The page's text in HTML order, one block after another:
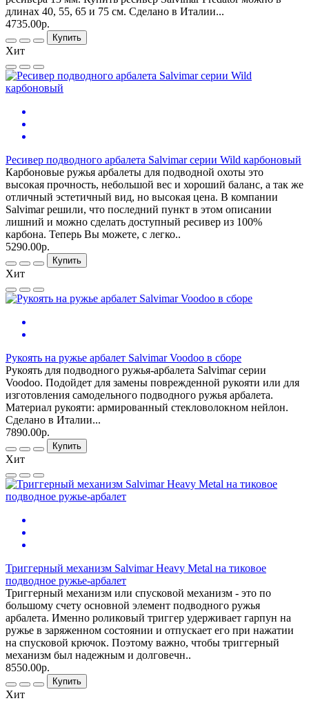
длинах 40, 55, 65 и 75 см. Сделано в Италии...
4735.00р.
Купить
Хит
Ресивер подводного арбалета Salvimar серии Wild карбоновый
Карбоновые ружья арбалеты для подводной охоты это
высокая прочность, небольшой вес и хороший баланс, а так же
отличный эстетичный вид, но высокая цена. В компании
Salvimar решили, что последний пункт в этом описании
лишний и можно сделать доступный ресивер из 100%
карбона. Теперь Вы можете, с легко..
5290.00р.
Купить
Хит
Рукоять на ружье арбалет Salvimar Voodoo в сборе
Рукоять для подводного ружья-арбалета Salvimar серии
Voodoo. Подойдет для замены поврежденной рукояти или для
изготовления самодельного подводного ружья арбалета.
Материал рукояти: армированный стекловолокном нейлон.
Сделано в Италии...
7890.00р.
Купить
Хит
Триггерный механизм Salvimar Heavy Metal на тиковое
подводное ружье-арбалет
Триггерный механизм или спусковой механизм - это по
большому счету основной элемент подводного ружья
арбалета. Именно роликовый триггер удерживает гарпун на
ружье в заряженном состоянии и отпускает его при нажатии
на спусковой крючок. Поэтому важно, чтобы триггерный
механизм был надежным и долговечн..
8550.00р.
Купить
Хит